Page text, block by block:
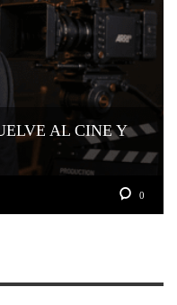
AL CINE Y
0